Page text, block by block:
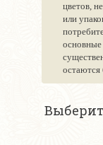
цветов,
или
основные
остаются